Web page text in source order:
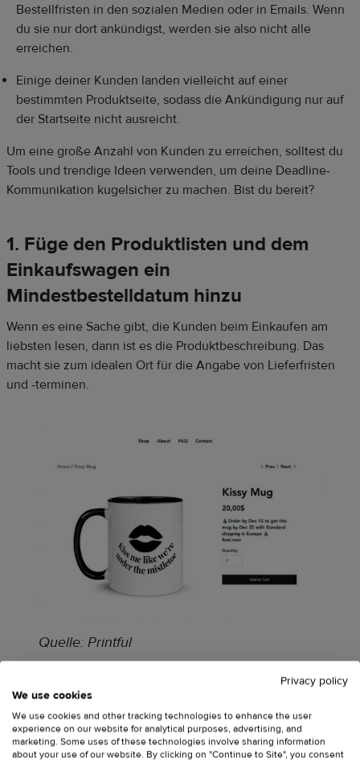
Bestellfristen in den sozialen Medien oder in Emails. Wenn
du sie nur dort ankündigst, werden sie also nicht alle
erreichen.
Einige deiner Kunden landen vielleicht auf einer
bestimmten Produktseite, sodass die Ankündigung nur auf
der Startseite nicht ausreicht.
Um eine große Anzahl von Kunden zu erreichen, solltest du
Tools und trendige Ideen verwenden, um deine Deadline-
Kommunikation kugelsicher zu machen. Bist du bereit?
1. Füge den Produktlisten und dem
Einkaufswagen ein
Mindestbestelldatum hinzu
Wenn es eine Sache gibt, die Kunden beim Einkaufen am
liebsten lesen, dann ist es die Produktbeschreibung. Das
macht sie zum idealen Ort für die Angabe von Lieferfristen
und -terminen.
Quelle: Printful
Bestelle bis [Datum], um dieses [Produkt] bis zum 24.
Dezember in [Region] zu erhalten.
Privacy policy
We use cookies
We use cookies and other tracking technologies to enhance the user
experience on our website for analytical purposes, advertising, and
marketing. Some uses of these technologies involve sharing information
about your use of our website. By clicking on "Continue to Site", you consent